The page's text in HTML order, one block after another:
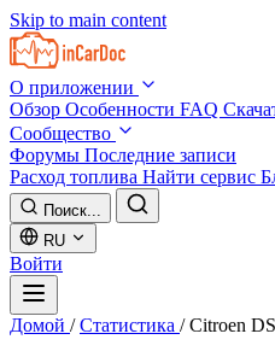
Skip to main content
О приложении
Обзор Особенности FAQ
Сообщество
Форумы Последние записи
Расход топлива Найти сервис
Поиск...
RU
Войти
Домой / Статистика / Citroen